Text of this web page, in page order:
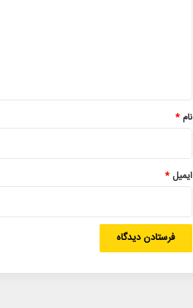
نام*
ایمیل*